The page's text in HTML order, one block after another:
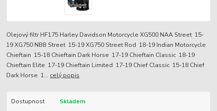
Olejový filtr HF175 Harley Davidson Motorcycle XG500 NAA Street 15-
19 XG750 NBB Street 15-19 XG750 Street Rod 18-19 Indian Motorcycle
Chieftain 15-18 Chieftain Dark Horse 17-19 Chieftain Classic 18-19
Chieftain Elite 17-19 Chieftain Limited 17-19 Chief Classic 15-18 Chief
Dark Horse 1... celý popis
Dostupnost Skladem